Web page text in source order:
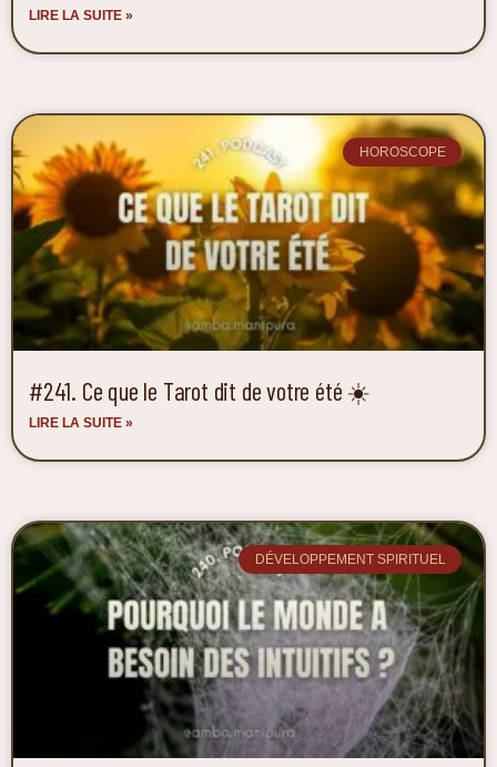
LIRE LA SUITE »
HOROSCOPE
#241. Ce que le Tarot dit de votre été ☀️
LIRE LA SUITE »
DÉVELOPPEMENT SPIRITUEL